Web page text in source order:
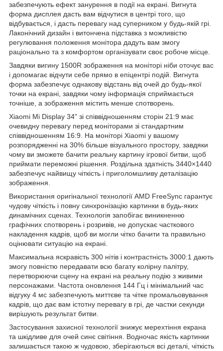
забезпечують ефект занурення в події на екрані. Вигнута
форма дисплея дасть вам відчутися в центрі того, що
відбувається, і дасть перевагу над суперником у будь-якій грі.
Лаконічний дизайн і витончена підставка з можливістю
регулювання положення монітора дадуть вам змогу
раціонально та з комфортом організувати своє робоче місце.
Завдяки вигину 1500R зображення на моніторі ніби оточує вас
і допомагає відчути себе прямо в епіцентрі подій. Вигнута
форма забезпечує однакову відстань від очей до будь-якої
точки на екрані, завдяки чому інформація сприймається
точніше, а зображення містить менше спотворень.
Xiaomi Mi Display 34" зі співвідношенням сторін 21:9 має
очевидну перевагу перед моніторами зі стандартним
співвідношенням 16:9. На моніторі Xiaomi у вашому
розпорядженні на 30% більше візуального простору, завдяки
чому ви зможете бачити реальну картину ігрової битви, щоб
приймати переможні рішення. Роздільна здатність 3440×1440
забезпечує найвищу чіткість і приголомшливу деталізацію
зображення.
Використання оригінальної технології AMD FreeSync гарантує
чудову чіткість і повну синхронізацію картинки в будь-яких
динамічних сценах. Технологія запобігає виникненню
графічних спотворень і розривів, не допускає часткового
накладення кадрів, щоб ви могли чітко бачити та правильно
оцінювати ситуацію на екрані.
Максимальна яскравість 300 нітів і контрастність 3000:1 дають
змогу повністю передавати всю багату колірну палітру,
перетворюючи сцену на екрані на реальну подію з живими
персонажами. Частота оновлення 144 Гц і мінімальний час
відгуку 4 мс забезпечують миттєве та чітке промальовування
кадрів, що дає вам істотну перевагу в грі, де частки секунди
вирішують результат битви.
Застосування захисної технології знижує мерехтіння екрана
та шкідливе для очей синє світіння. Водночас якість картинки
залишається такою ж чудовою, зберігаються всі деталі, чіткість